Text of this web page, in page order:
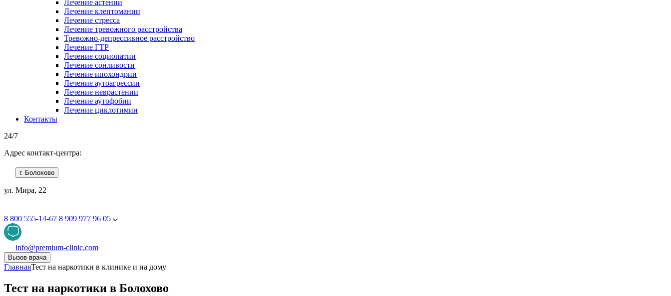
Лечение астении
Лечение клептомании
Лечение стресса
Лечение тревожного расстройства
Тревожно-депрессивное расстройство
Лечение ГТР
Лечение социопатии
Лечение сонливости
Лечение ипохондрии
Лечение аутоагрессии
Лечение неврастении
Лечение аутофобии
Лечение циклотимии
Контакты
24/7
Адрес контакт-центра:
г. Болохово
ул. Мира, 22
8 800 555-14-67 8 909 977 96 05
info@premium-clinic.com
Вызов врача
ГлавнаяТест на наркотики в клинике и на дому
Тест на наркотики в Болохово